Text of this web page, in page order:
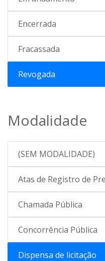
Encerrada
Fracassada
Revogada
Modalidade
(SEM MODALIDADE)
Atas de Registro de
Chamada Pública
Concorrência Pública
Dispensa de licitação